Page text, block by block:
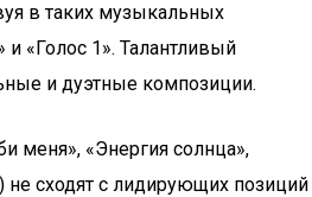
в таких музыкальных
и «Голос 1». Талантливый
и дуэтные композиции.
меня», «Энергия солнца»,
не сходят с лидирующих позиций